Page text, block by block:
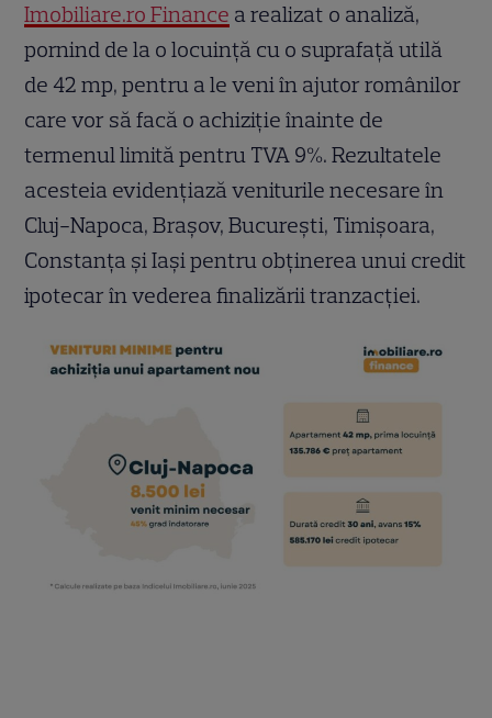
Imobiliare.ro Finance a realizat o analiză,
pornind de la o locuință cu o suprafață utilă
de 42 mp, pentru a le veni în ajutor românilor
care vor să facă o achiziție înainte de
termenul limită pentru TVA 9%. Rezultatele
acesteia evidențiază veniturile necesare în
Cluj-Napoca, Brașov, București, Timișoara,
Constanța și Iași pentru obținerea unui credit
ipotecar în vederea finalizării tranzacției.